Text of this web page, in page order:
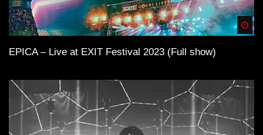
EPICA – Live at EXIT Festival 2023 (Full show)